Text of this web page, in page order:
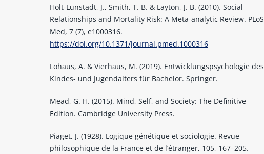
Holt-Lunstadt, J., Smith, T. B. & Layton, J. B. (2010). Social
Relationships and Mortality Risk: A Meta-analytic Review. PLoS
Med, 7 (7), e1000316.
https://doi.org/10.1371/journal.pmed.1000316
Lohaus, A. & Vierhaus, M. (2019). Entwicklungspsychologie des
Kindes- und Jugendalters für Bachelor. Springer.
Mead, G. H. (2015). Mind, Self, and Society: The Definitive
Edition. Cambridge University Press.
Piaget, J. (1928). Logique génétique et sociologie. Revue
philosophique de la France et de l’étranger, 105, 167–205.